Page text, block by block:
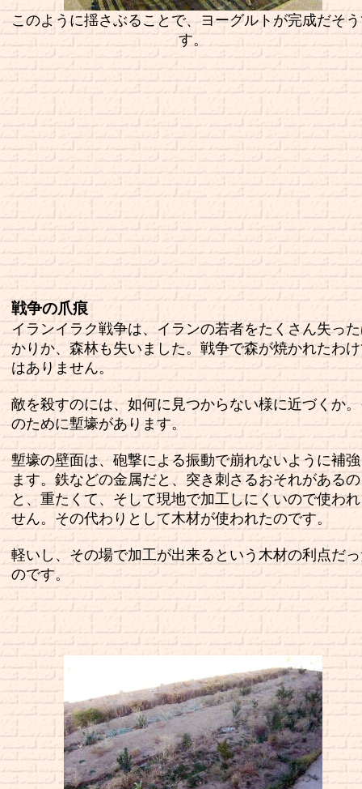
このように揺さぶることで、ヨーグルトが完成だそ
す。
戦争の爪痕
イランイラク戦争は、イランの若者をたくさん失っ
かりか、森林も失いました。戦争で森が焼かれたわ
はありません。
敵を殺すのには、如何に見つからない様に近づくか
のために塹壕があります。
塹壕の壁面は、砲撃による振動で崩れないように補
ます。鉄などの金属だと、突き刺さるおそれがあるの
と、重たくて、そして現地で加工しにくいので使わ
せん。その代わりとして木材が使われたのです。
軽いし、その場で加工が出来るという木材の利点だ
のです。